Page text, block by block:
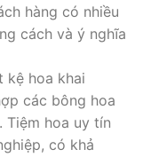
hàng có nhiều
cách và ý nghĩa
kệ hoa khai
các bông hoa
Tiệm hoa uy tín
có khả